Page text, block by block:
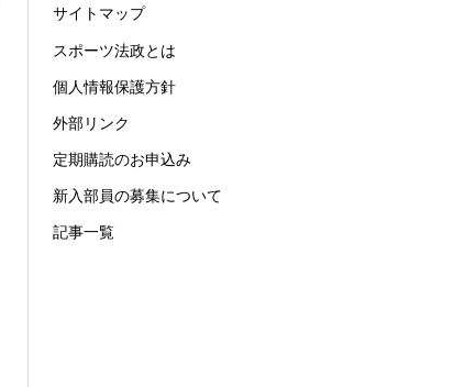
サイトマップ
スポーツ法政とは
個人情報保護方針
外部リンク
定期購読のお申込み
新入部員の募集について
記事一覧